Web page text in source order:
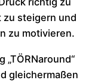
steigern und
zu motivieren.
gleichermaßen